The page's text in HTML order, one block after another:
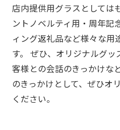
店内提供用グラスとしては
ントノベルティ用・周年記
ィング返礼品など様々な用
す。 ぜひ、オリジナルグ
客様との会話のきっかけな
のきっかけとして、ぜひオ
ください。